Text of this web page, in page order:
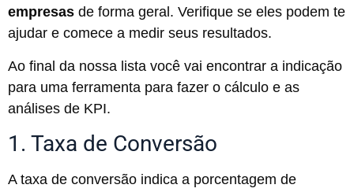
empresas de forma geral. Verifique se eles podem te
ajudar e comece a medir seus resultados.
Ao final da nossa lista você vai encontrar a indicação
para uma ferramenta para fazer o cálculo e as
análises de KPI.
1. Taxa de Conversão
A taxa de conversão indica a porcentagem de